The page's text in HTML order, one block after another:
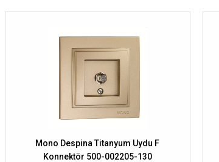
Mono Despina Titanyum Uydu F
Konnektör 500-002205-130